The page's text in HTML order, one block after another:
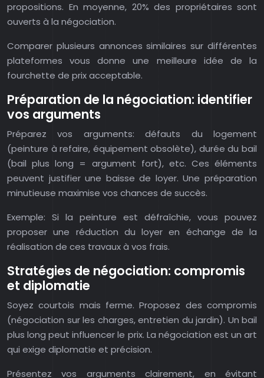
propositions. En moyenne, 20% des propriétaires sont
ouverts à la négociation.
Comparer plusieurs annonces similaires sur différentes
plateformes vous donne une meilleure idée de la
fourchette de prix acceptable.
Préparation de la négociation: identifier
vos arguments
Préparez vos arguments: défauts du logement
(peinture à refaire, équipement obsolète), durée du bail
(bail plus long = argument fort), etc. Ces éléments
peuvent justifier une baisse de loyer. Une préparation
minutieuse maximise vos chances de succès.
Exemple: Si la peinture est défraîchie, vous pouvez
proposer une réduction du loyer en échange de la
réalisation de ces travaux à vos frais.
Stratégies de négociation: compromis
et diplomatie
Soyez courtois mais ferme. Proposez des compromis
(négociation sur les charges, entretien du jardin). Un bail
plus long peut influencer le prix. La négociation est un art
qui exige diplomatie et précision.
Présentez vos arguments clairement, en évitant